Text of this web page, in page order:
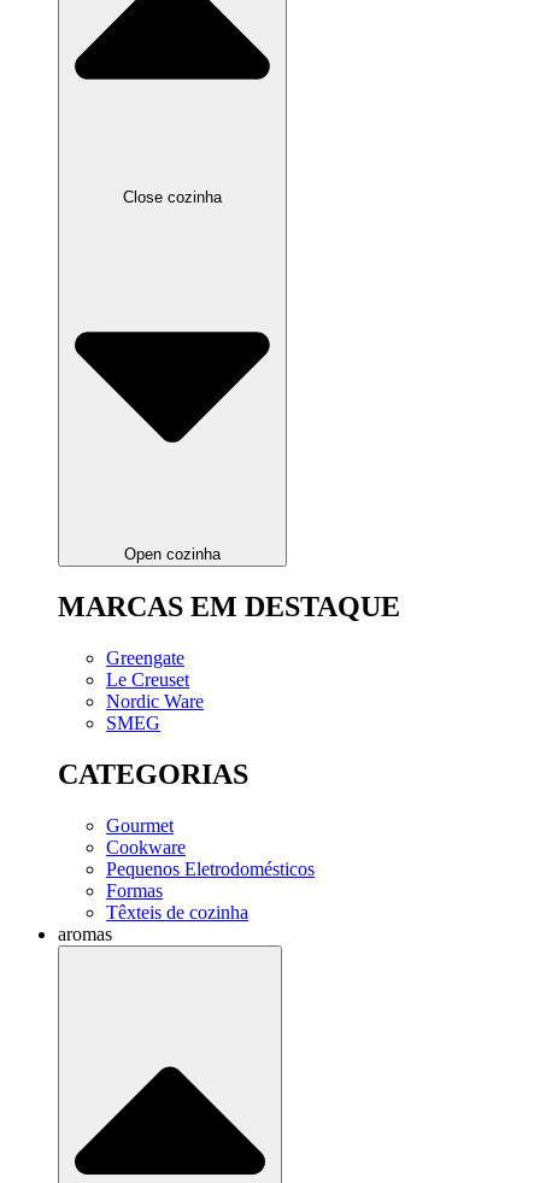
Close cozinha
Open cozinha
MARCAS EM DESTAQUE
Greengate
Le Creuset
Nordic Ware
SMEG
CATEGORIAS
Gourmet
Cookware
Pequenos Eletrodomésticos
Formas
Têxteis de cozinha
aromas